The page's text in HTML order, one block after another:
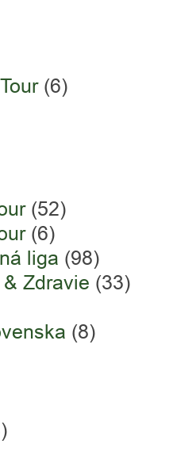
(6)
(52)
(6)
liga (98)
Zdravie (33)
(8)